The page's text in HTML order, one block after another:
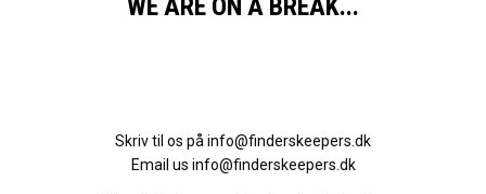
WE ARE ON A BREAK...
Skriv til os på info@finderskeepers.dk
Email us info@finderskeepers.dk